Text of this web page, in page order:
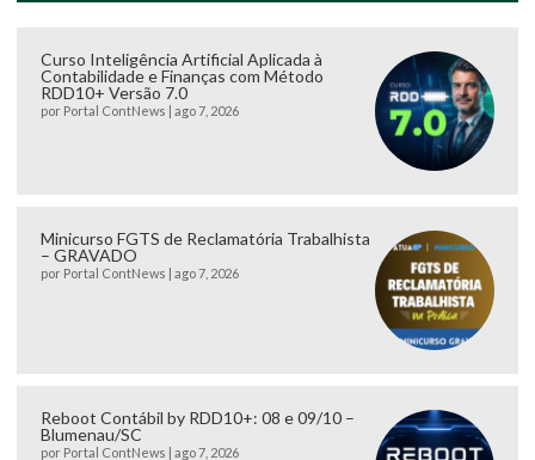
Curso Inteligência Artificial Aplicada à
Contabilidade e Finanças com Método
RDD10+ Versão 7.0
por Portal ContNews | ago 7, 2026
Minicurso FGTS de Reclamatória Trabalhista
– GRAVADO
por Portal ContNews | ago 7, 2026
Reboot Contábil by RDD10+: 08 e 09/10 –
Blumenau/SC
por Portal ContNews | ago 7, 2026